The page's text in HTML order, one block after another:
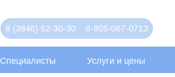
8 (3846) 62-30-30 8-905-067-0713
Специалисты Услуги и цены